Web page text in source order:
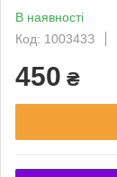
В наявності
Код: 100343З
450 ₴